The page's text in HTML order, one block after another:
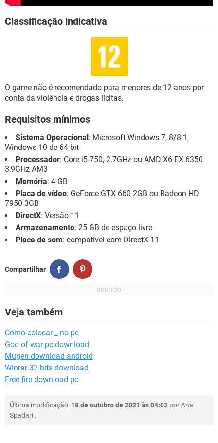
Classificação indicativa
O game não é recomendado para menores de 12 anos por
conta da violência e drogas lícitas.
Requisitos mínimos
Sistema Operacional : Microsoft Windows 7, 8/8.1,
Windows 10 de 64-bit
Processador: Core i5-750, 2.7GHz ou AMD X6 FX-6350
3,9GHz AM3
Memória: 4 GB
Placa de vídeo: GeForce GTX 660 2GB ou Radeon HD
7950 3GB
DirectX: Versão 11
Armazenamento: 25 GB de espaço livre
Placa de som: compatível com DirectX 11
Compartilhar
Veja também
Como colocar _ no pc
God of war pc download
Mugen download android
Winrar 32 bits download
Free fire download pc
Última modificação: 18 de outubro de 2021 às 04:02 porAna
Spadari .